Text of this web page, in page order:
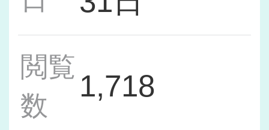
閲覧
数
1,718